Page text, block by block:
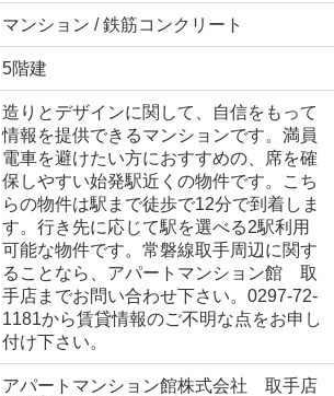
マンション / 鉄筋コンクリート
5階建
造りとデザインに関して、自信をもって
情報を提供できるマンションです。満員
電車を避けたい方におすすめの、席を確
保しやすい始発駅近くの物件です。こち
らの物件は駅まで徒歩で12分で到着しま
す。行き先に応じて駅を選べる2駅利用
可能な物件です。常磐線取手周辺に関す
ることなら、アパートマンション館 取
手店までお問い合わせ下さい。0297-72-
1181から賃貸情報のご不明な点をお申し
付け下さい。
アパートマンション館株式会社 取手店